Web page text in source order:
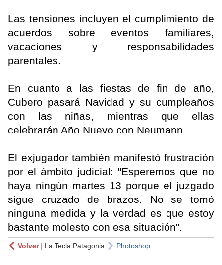
Las tensiones incluyen el cumplimiento de
acuerdos sobre eventos familiares,
vacaciones y responsabilidades
parentales.
En cuanto a las fiestas de fin de año,
Cubero pasará Navidad y su cumpleaños
con las niñas, mientras que ellas
celebrarán Año Nuevo con Neumann.
El exjugador también manifestó frustración
por el ámbito judicial: "Esperemos que no
haya ningún martes 13 porque el juzgado
sigue cruzado de brazos. No se tomó
ninguna medida y la verdad es que estoy
bastante molesto con esa situación".
Volver| La Tecla Patagonia Photoshop